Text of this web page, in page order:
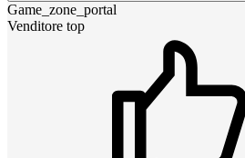
Game_zone_portal
Venditore top